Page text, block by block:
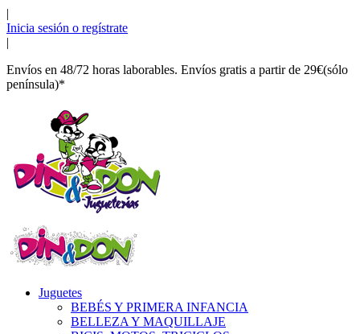
|
Inicia sesión o regístrate
|
Envíos en 48/72 horas laborables. Envíos gratis a partir de 29€(sólo
península)*
Juguetes
BEBÉS Y PRIMERA INFANCIA
BELLEZA Y MAQUILLAJE